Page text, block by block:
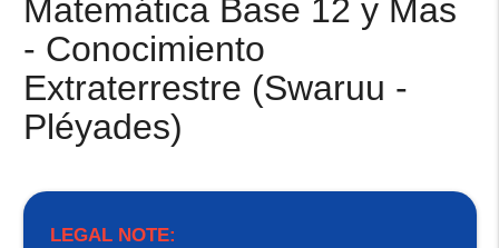
Matemática Base 12 y Mas
- Conocimiento
Extraterrestre (Swaruu -
Pléyades)
LEGAL NOTE: